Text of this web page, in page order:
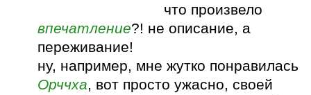
что произвело
впечатление?! не описание, а
переживание!
ну, например, мне жутко понравилась
Орччха, вот просто ужасно, своей